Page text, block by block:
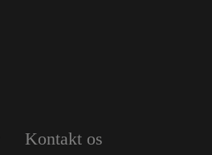
Kontakt os